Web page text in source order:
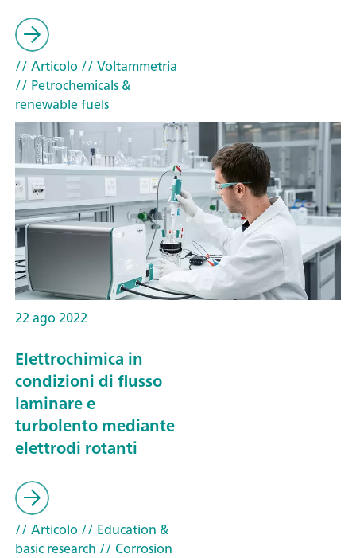
// Articolo // Voltammetria
// Petrochemicals &
renewable fuels
22 ago 2022
Elettrochimica in
condizioni di flusso
laminare e
turbolento mediante
elettrodi rotanti
// Articolo // Education &
basic research // Corrosion